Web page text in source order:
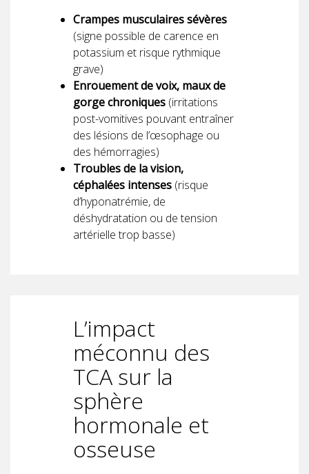
Crampes musculaires sévères
(signe possible de carence en
potassium et risque rythmique
grave)
Enrouement de voix, maux de
gorge chroniques (irritations
post-vomitives pouvant entraîner
des lésions de l’œsophage ou
des hémorragies)
Troubles de la vision,
céphalées intenses (risque
d’hyponatrémie, de
déshydratation ou de tension
artérielle trop basse)
L’impact
méconnu des
TCA sur la
sphère
hormonale et
osseuse